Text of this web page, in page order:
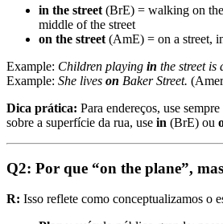
in the street (BrE) = walking on
middle of the street
on the street (AmE) = on a street,
Example: Children playing in the street is
Example: She lives on Baker Street.
Dica prática: Para endereços, use sempre
sobre a superfície da rua, use in (BrE) ou
Q2: Por que “on the plane”,
R: Isso reflete como conceptualizamos o